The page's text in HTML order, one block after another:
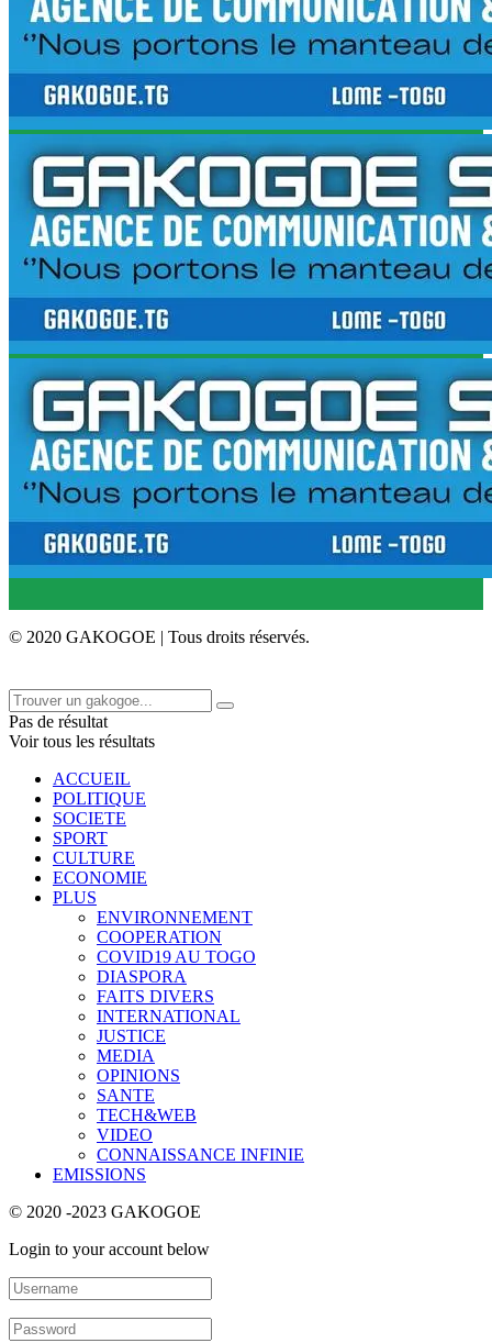
© 2020 GAKOGOE | Tous droits réservés.
Pas de résultat
Voir tous les résultats
ACCUEIL
POLITIQUE
SOCIETE
SPORT
CULTURE
ECONOMIE
PLUS
ENVIRONNEMENT
COOPERATION
COVID19 AU TOGO
DIASPORA
FAITS DIVERS
INTERNATIONAL
JUSTICE
MEDIA
OPINIONS
SANTE
TECH&WEB
VIDEO
CONNAISSANCE INFINIE
EMISSIONS
© 2020 -2023 GAKOGOE
Login to your account below